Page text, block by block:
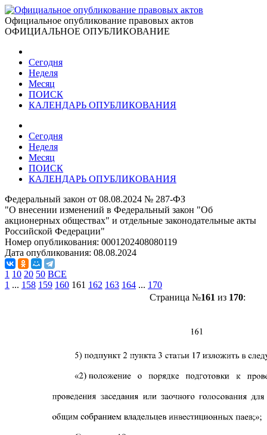
Официальное опубликование правовых актов
ОФИЦИАЛЬНОЕ ОПУБЛИКОВАНИЕ
Сегодня
Неделя
Месяц
ПОИСК
КАЛЕНДАРЬ ОПУБЛИКОВАНИЯ
Сегодня
Неделя
Месяц
ПОИСК
КАЛЕНДАРЬ ОПУБЛИКОВАНИЯ
Федеральный закон от 08.08.2024 № 287-ФЗ
"О внесении изменений в Федеральный закон "Об
акционерных обществах" и отдельные законодательные акты
Российской Федерации"
Номер опубликования: 0001202408080119
Дата опубликования: 08.08.2024
1 10 20 50 ВСЕ
1 ... 158 159 160 161 162 163 164 ... 170
Страница №161 из 170: